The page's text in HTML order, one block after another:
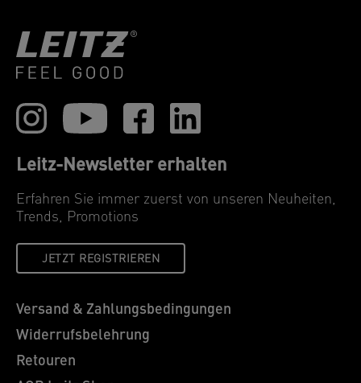
Leitz-Newsletter erhalten
Erfahren Sie immer zuerst von unseren Neuheiten,
Trends, Promotions
JETZT REGISTRIEREN
Versand & Zahlungsbedingungen
Widerrufsbelehrung
Retouren